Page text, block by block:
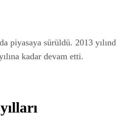
piyasaya sürüldü. 2013
kadar devam etti.